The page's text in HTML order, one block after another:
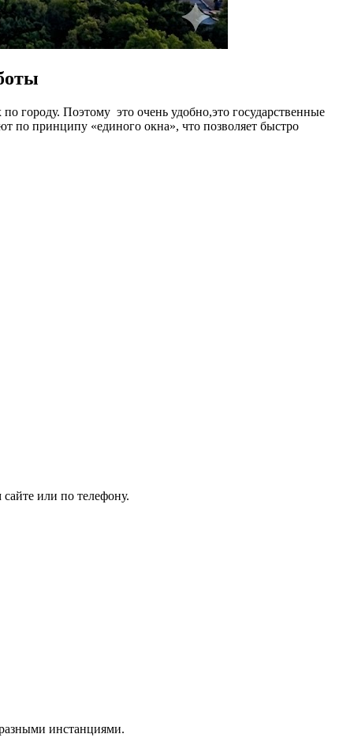
городу. Поэтому это очень удобно,это государственные
по принципу «единого окна», что позволяет быстро
или по телефону.
инстанциями.